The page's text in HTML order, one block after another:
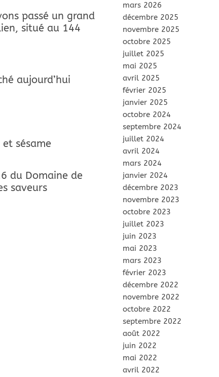
passé un grand
situé au 144
aujourd’hui
sésame
du Domaine de
saveurs
mars 2026
décembre 2025
novembre 2025
octobre 2025
juillet 2025
mai 2025
avril 2025
février 2025
janvier 2025
octobre 2024
septembre 2024
juillet 2024
avril 2024
mars 2024
janvier 2024
décembre 2023
novembre 2023
octobre 2023
juillet 2023
juin 2023
mai 2023
mars 2023
février 2023
décembre 2022
novembre 2022
octobre 2022
septembre 2022
août 2022
juin 2022
mai 2022
avril 2022